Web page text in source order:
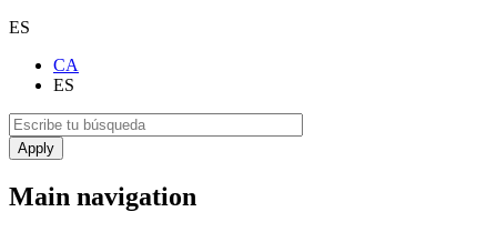
ES
CA
ES
Main navigation